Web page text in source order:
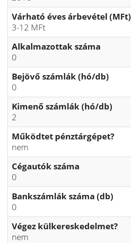
Várható éves árbevétel (MFt)
3-12 MFt
Alkalmazottak száma
0
Bejövő számlák (hó/db)
0
Kimenő számlák (hó/db)
2
Működtet pénztárgépet?
nem
Cégautók száma
0
Bankszámlák száma (db)
0
Végez külkereskedelmet?
nem